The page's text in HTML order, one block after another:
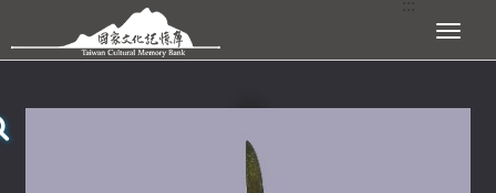
跳到主要內容區塊 展開選單